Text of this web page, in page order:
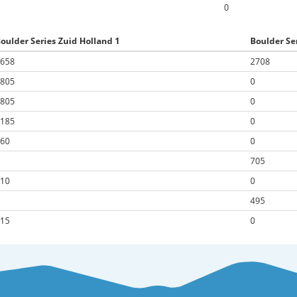
0
Series Zuid Holland 1 Boulder
2708
0
0
0
0
705
0
495
0